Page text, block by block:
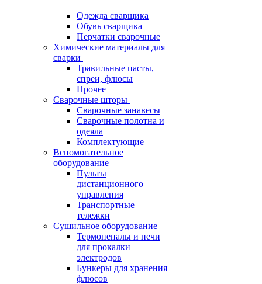
Одежда сварщика
Обувь сварщика
Перчатки сварочные
Химические материалы для
сварки
Травильные пасты,
спреи, флюсы
Прочее
Сварочные шторы
Сварочные занавесы
Сварочные полотна и
одеяла
Комплектующие
Вспомогательное
оборудование
Пульты
дистанционного
управления
Транспортные
тележки
Сушильное оборудование
Термопеналы и печи
для прокалки
электродов
Бункеры для хранения
флюсов